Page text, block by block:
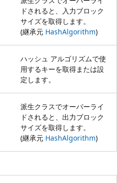
ドされると、入力ブロック
サイズを取得します。
(継承元 HashAlgorithm)
ハッシュ アルゴリズムで使
用するキーを取得または設
定します。
派生クラスでオーバーライ
ドされると、出力ブロック
サイズを取得します。
(継承元 HashAlgorithm)